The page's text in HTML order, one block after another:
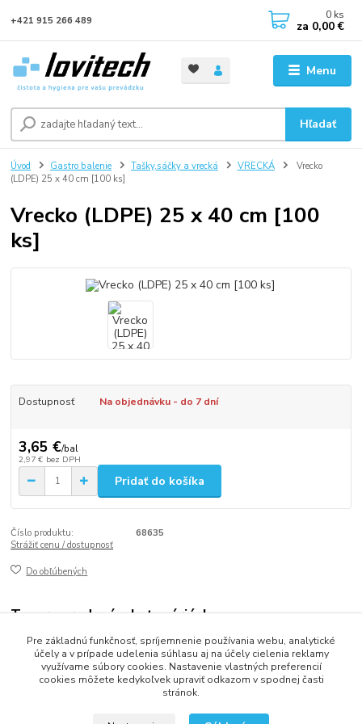
Menu
Hľadať
+421 915 266 489 0 ks
za 0,00 €
Úvod Gastro balenie Tašky,sáčky a vrecká VRECKÁ
Vrecko
(LDPE) 25 x 40 cm [100 ks]
Vrecko (LDPE) 25 x 40 cm [100
ks]
Dostupnosť Na objednávku - do 7 dní
3,65 €/bal
2,97 € bez DPH
Pridať do košíka
Číslo produktu:
68635
Strážiť cenu / dostupnosť
Do obľúbených
Tovar zaradený v kategóriách
VRECKÁ
Pre základnú funkčnosť, spríjemnenie používania webu, analytické
účely a v prípade udelenia súhlasu aj na účely cielenia reklamy
využívame súbory cookies. Nastavenie vlastných preferencií
cookies môžete kedykoľvek upraviť odkazom v spodnej časti
stránok.